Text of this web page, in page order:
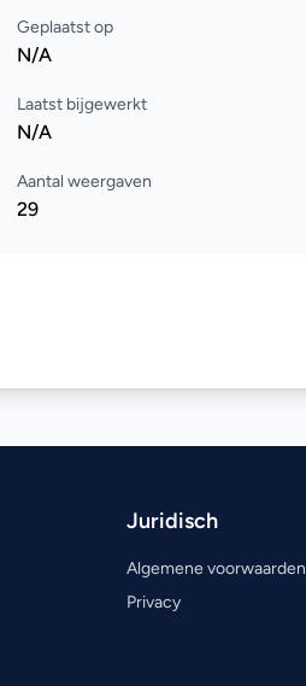
Geplaatst op
N/A
Laatst bijgewerkt
N/A
Aantal weergaven
29
Juridisch
Algemene voorwaarden
Privacy